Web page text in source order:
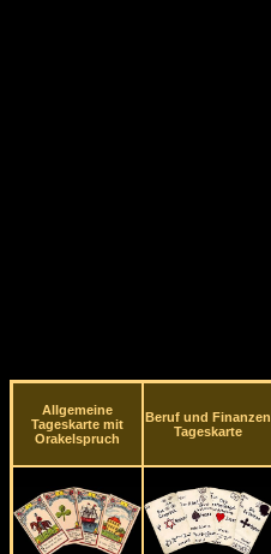
Allgemeine
Tageskarte mit
Orakelspruch
Beruf und Finanzen
Tageskarte